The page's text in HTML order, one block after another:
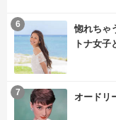
惚れちゃ
トナ女子
6
オードリ
7